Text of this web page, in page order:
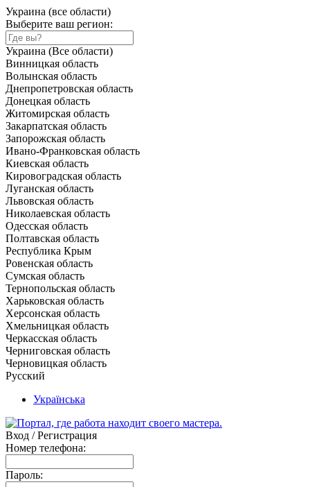
Украина (все области)
Выберите ваш регион:
Украина (Все области)
Винницкая область
Волынская область
Днепропетровская область
Донецкая область
Житомирская область
Закарпатская область
Запорожская область
Ивано-Франковская область
Киевская область
Кировоградская область
Луганская область
Львовская область
Николаевская область
Одесская область
Полтавская область
Республика Крым
Ровенская область
Сумская область
Тернопольская область
Харьковская область
Херсонская область
Хмельницкая область
Черкасская область
Черниговская область
Черновицкая область
Русский
Українська
Вход / Регистрация
Номер телефона:
Пароль: